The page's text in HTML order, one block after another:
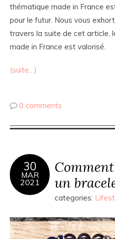
thématique made in France
pour le futur. Nous vous
travers la suite de cet article,
made in France est valorisé.
(suite…)
0 comments
30
MAR
2021
un
categories: